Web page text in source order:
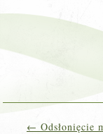
← Odsłonięcie